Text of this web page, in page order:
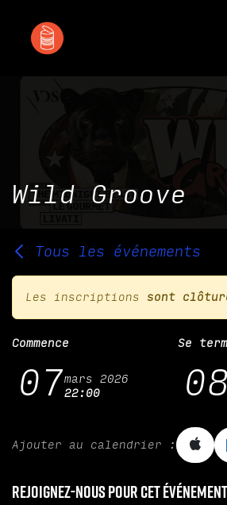
Wild Groove
Tous les événements
Les inscriptions sont
Commence
07mars 2026
22:00
Se
08
Ajouter au calendrier :
Rejoignez-nous pour cet